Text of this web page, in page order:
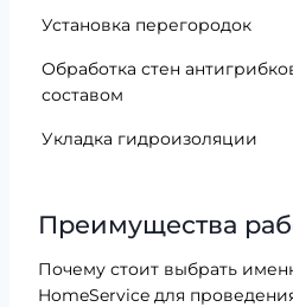
Установка перегородок
Обработка стен
составом
Укладка гидроизоляции
Преимущества
Почему стоит выбрать
HomeService для